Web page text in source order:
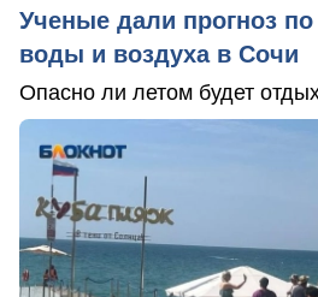
Ученые дали прогноз
воды и воздуха в Сочи
Опасно ли летом будет